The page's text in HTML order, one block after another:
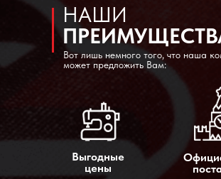
НАШИ
Вот лишь немного того, что наша
может предложить Вам:
Выгодные
цены